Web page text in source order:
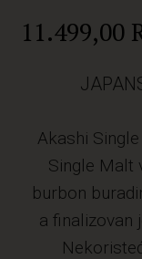
11.499,00
Akashi
Single Malt
burbon
a finalizovan